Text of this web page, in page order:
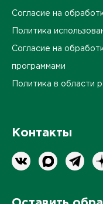
Согласие на
Политика
Согласие на
программами
Политика в области
Контакты